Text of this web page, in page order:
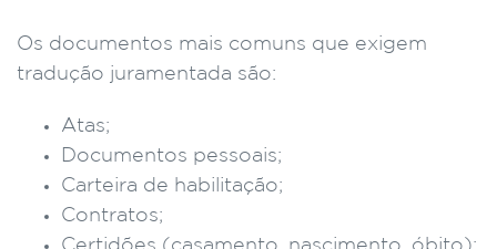
Os documentos mais comuns que exigem
tradução juramentada são:
Atas;
Documentos pessoais;
Carteira de habilitação;
Contratos;